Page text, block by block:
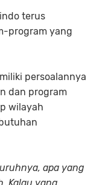
terus
program yang
persoalannya
dan program
wilayah
apa yang